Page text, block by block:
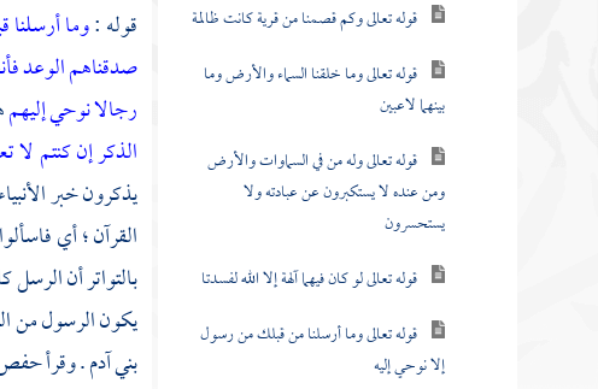
قوله تعالى وكم قصمنا من قرية كانت ظالمة
قوله تعالى وما خلقنا السماء والأرض وما
بينهما لاعبين
قوله تعالى وله من في السماوات والأرض
ومن عنده لا يستكبرون عن عبادته ولا
يستحسرون
قوله تعالى لو كان فيهما آلهة إلا الله لفسدتا
قوله تعالى وما أرسلنا من قبلك من رسول
إلا نوحي إليه
قوله :وما
صدقناهم الوعد
رجالا نوحي إليهم
الذكر إن كنتم لا
يذكرون خبر
القرآن ؛ أي
بالتواتر أن الرسل
يكون الرسول من
بنيآدم. وقرأ